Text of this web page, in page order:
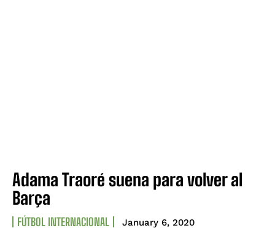
Adama Traoré suena para volver al
Barça
FÚTBOL INTERNACIONAL January 6, 2020